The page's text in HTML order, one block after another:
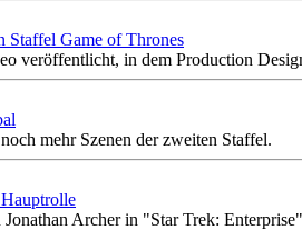
Staffel Game of Thrones
veröffentlicht, in dem Production
mehr Szenen der zweiten Staffel.
Jonathan Archer in "Star Trek: